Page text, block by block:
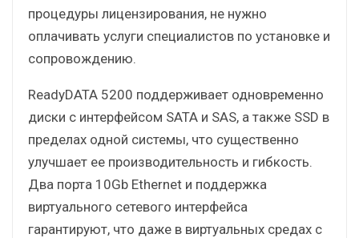
процедуры лицензирования, не нужно
оплачивать услуги специалистов по установке и
сопровождению.
ReadyDATA 5200 поддерживает одновременно
диски с интерфейсом SATA и SAS, а также SSD в
пределах одной системы, что существенно
улучшает ее производительность и гибкость.
Два порта 10Gb Ethernet и поддержка
виртуального сетевого интерфейса
гарантируют, что даже в виртуальных средах с